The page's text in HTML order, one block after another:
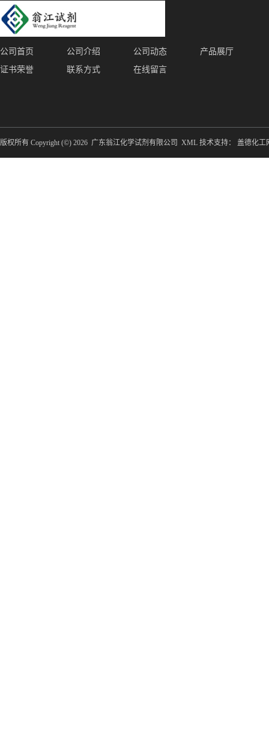
公司首页 公司介绍 公司动态
产品展厅
证书荣誉
联系方式 在线留言
版权所有 Copyright (©) 2026 广东翁江化学试剂有限公司 XML 技术支持： 盖德化工